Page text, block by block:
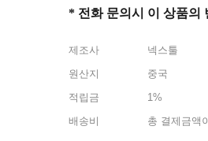
* 전화 문의시 이 상품의
제조사
넥스툴
원산지
중국
적립금
1%
배송비
총 결제금액